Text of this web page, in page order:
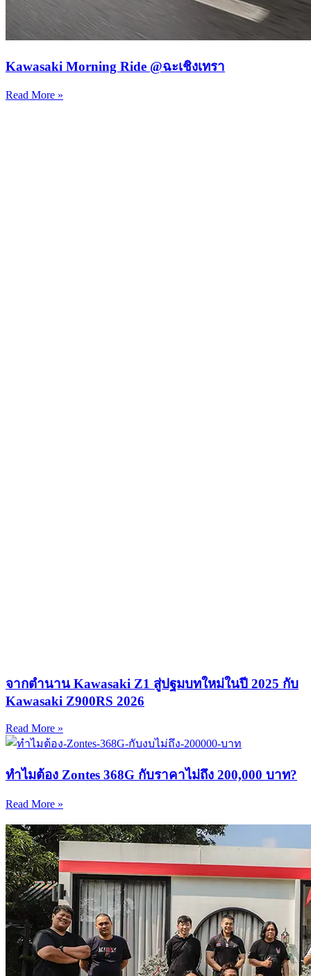
Kawasaki Morning Ride @ฉะเชิงเทรา
Read More »
จากตำนาน Kawasaki Z1 สู่ปฐมบทใหม่ในปี 2025 กับ
Kawasaki Z900RS 2026
Read More »
ทำไมต้อง Zontes 368G กับราคาไม่ถึง 200,000 บาท?
Read More »